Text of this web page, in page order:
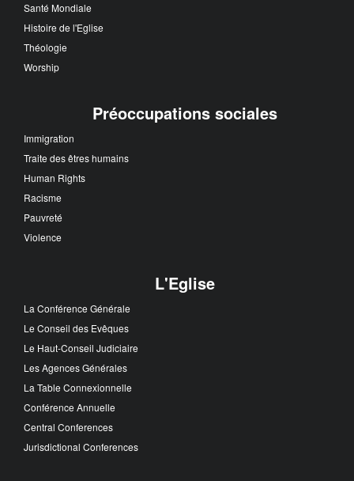
Santé Mondiale
Histoire de l'Eglise
Théologie
Worship
Préoccupations sociales
Immigration
Traite des êtres humains
Human Rights
Racisme
Pauvreté
Violence
L'Eglise
La Conférence Générale
Le Conseil des Evêques
Le Haut-Conseil Judiciaire
Les Agences Générales
La Table Connexionnelle
Conférence Annuelle
Central Conferences
Jurisdictional Conferences